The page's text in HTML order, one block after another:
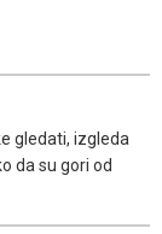
gledati, izgleda
da su gori od